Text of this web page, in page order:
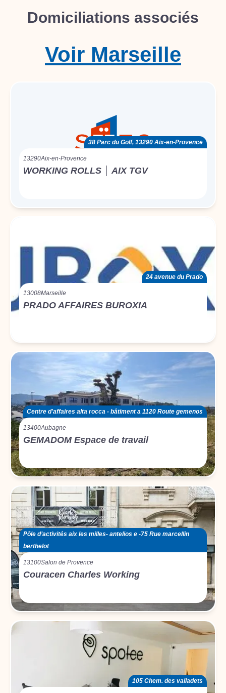
Domiciliations associés
Marseille
Voir
38 Parc du Golf, 13290 Aix-en-Provence
13290Aix-en-Provence
WORKING ROLLS │ AIX TGV
24 avenue du Prado
13008Marseille
PRADO AFFAIRES BUROXIA
Centre d'affaires alta rocca - bâtiment a 1120 Route gemenos
13400Aubagne
GEMADOM Espace de travail
Pôle d’activités aix les milles- antelios e -75 Rue marcellin
berthelot
13100Salon de Provence
Couracen Charles Working
105 Chem. des valladets